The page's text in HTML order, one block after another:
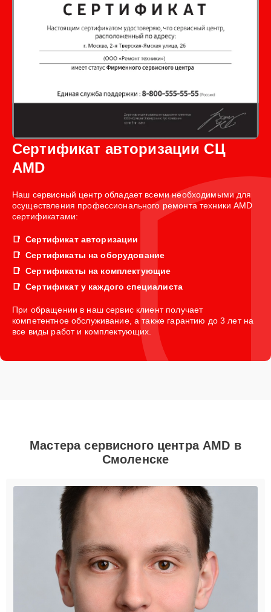
Сертификат авторизации СЦ
AMD
Наш сервисный центр обладает всеми необходимыми для
осуществления профессионального ремонта техники AMD
сертификатами:
Сертификат авторизации
Сертификаты на оборудование
Сертификаты на комплектующие
Сертификат у каждого специалиста
При обращении в наш сервис клиент получает
компетентное обслуживание, а также гарантию до 3 лет на
все виды работ и комплектующих.
Мастера сервисного центра AMD в
Смоленске